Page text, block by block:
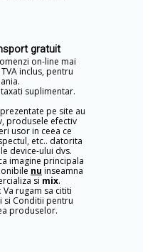
gratuit
on-line mai
inclus, pentru
suplimentar.
pe site au
produsele efectiv
usor in ceea ce
etc.. datorita
device-ului dvs.
imagine principala
nu inseamna
si mix.
Va rugam sa cititi
si Conditii pentru
produselor.